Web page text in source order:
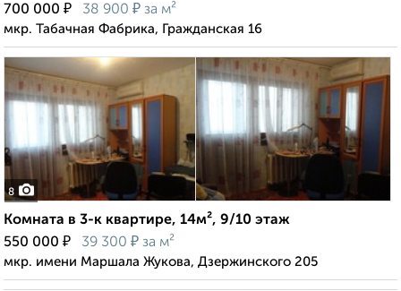
700 000 ₽ 38 900 ₽ за м²
мкр. Табачная Фабрика, Гражданская 16
8
Комната в 3-к квартире, 14м², 9/10 этаж
550 000 ₽ 39 300 ₽ за м²
мкр. имени Маршала Жукова, Дзержинского 205